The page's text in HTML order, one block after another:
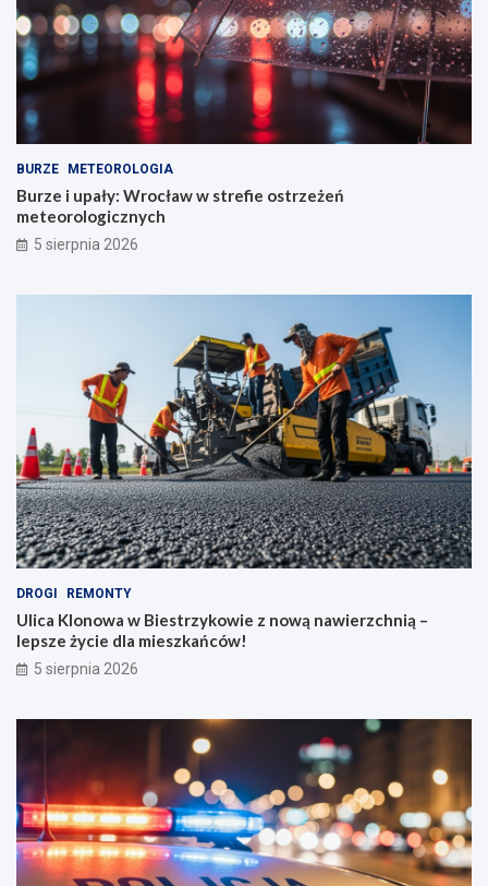
BURZE METEOROLOGIA
Burze i upały: Wrocław w strefie ostrzeżeń
meteorologicznych
5 sierpnia 2026
DROGI REMONTY
Ulica Klonowa w Biestrzykowie z nową nawierzchnią –
lepsze życie dla mieszkańców!
5 sierpnia 2026